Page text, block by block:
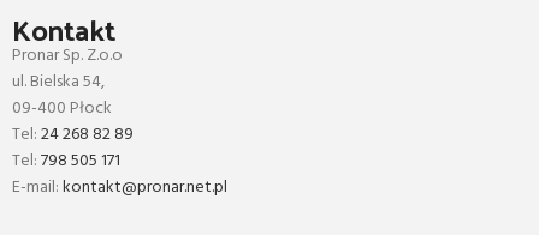
Kontakt
Pronar Sp. Z.o.o
ul. Bielska 54,
09-400 Płock
Tel:24 268 82 89
Tel:798 505 171
E-mail:kontakt@pronar.net.pl